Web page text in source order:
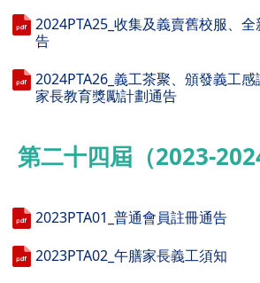
2024PTA25_收集及義賣舊校服、
告
2024PTA26_義工茶聚、頒發義工
家長教育獎勵計劃通告
第二十四屆（2023-
2023PTA01_普通會員註冊通告
2023PTA02_午膳家長義工須知